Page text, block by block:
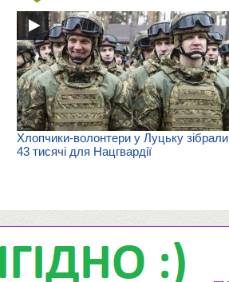
Хлопчики-волонтери у Луцьку зібрали
43 тисячі для Нацгвардії